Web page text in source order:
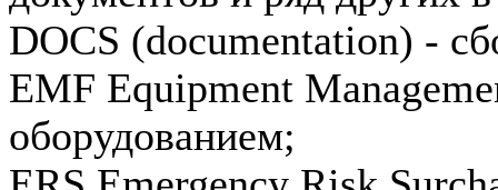
DOCS (documentation) -
EMF Equipment
оборудованием;